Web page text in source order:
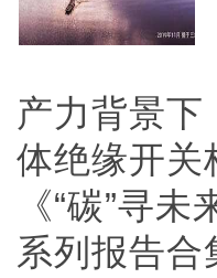
产力背景
体绝缘开关
《“碳”寻
系列报告